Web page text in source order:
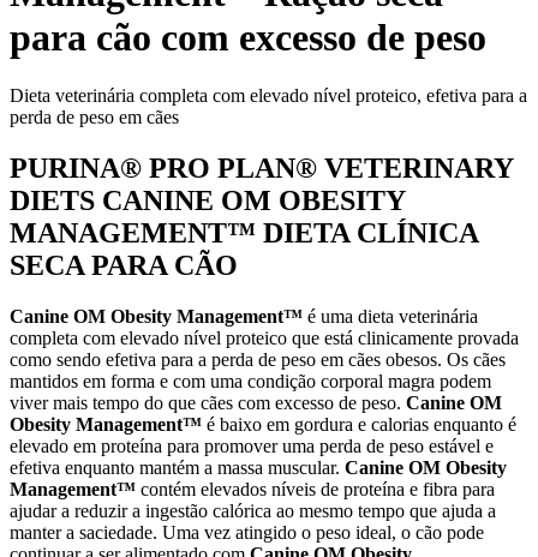
para cão com excesso de peso
Dieta veterinária completa com elevado nível proteico, efetiva para a
perda de peso em cães
PURINA® PRO PLAN® VETERINARY
DIETS CANINE OM OBESITY
MANAGEMENT™ DIETA CLÍNICA
SECA PARA CÃO
Canine OM Obesity Management™ é uma dieta veterinária
completa com elevado nível proteico que está clinicamente provada
como sendo efetiva para a perda de peso em cães obesos. Os cães
mantidos em forma e com uma condição corporal magra podem
viver mais tempo do que cães com excesso de peso. Canine OM
Obesity Management™ é baixo em gordura e calorias enquanto é
elevado em proteína para promover uma perda de peso estável e
efetiva enquanto mantém a massa muscular. Canine OM Obesity
Management™ contém elevados níveis de proteína e fibra para
ajudar a reduzir a ingestão calórica ao mesmo tempo que ajuda a
manter a saciedade. Uma vez atingido o peso ideal, o cão pode